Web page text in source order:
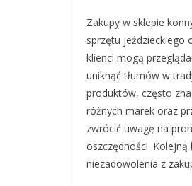
Zakupy w sklepie
sprzętu jeździeckiego
klienci mogą
uniknąć tłumów w
produktów, często
różnych marek oraz
zwrócić uwagę na
oszczędności.
niezadowolenia z